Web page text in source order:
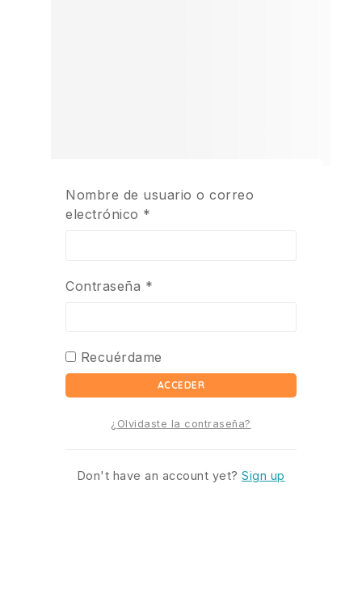
Nombre de usuario o correo
electrónico *
Contraseña *
Recuérdame
ACCEDER
¿Olvidaste la contraseña?
Don't have an account yet? Sign up